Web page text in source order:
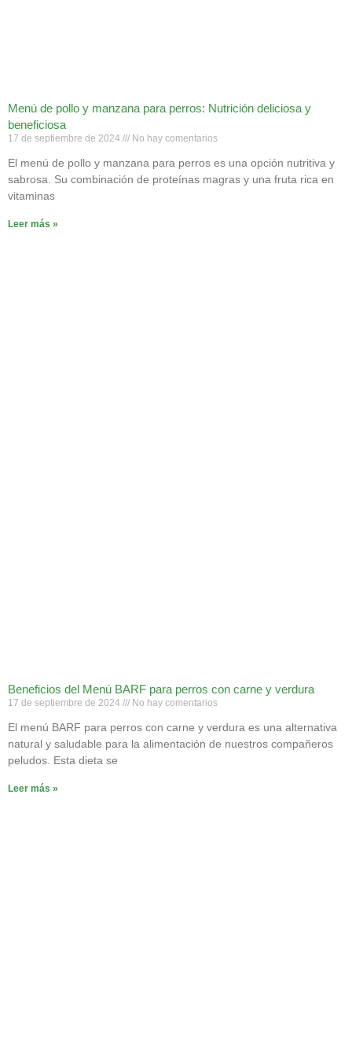
Menú de pollo y manzana para perros: Nutrición deliciosa y
beneficiosa
17 de septiembre de 2024 No hay comentarios
El menú de pollo y manzana para perros es una opción nutritiva y
sabrosa. Su combinación de proteínas magras y una fruta rica en
vitaminas
Leer más »
Beneficios del Menú BARF para perros con carne y verdura
17 de septiembre de 2024 No hay comentarios
El menú BARF para perros con carne y verdura es una alternativa
natural y saludable para la alimentación de nuestros compañeros
peludos. Esta dieta se
Leer más »